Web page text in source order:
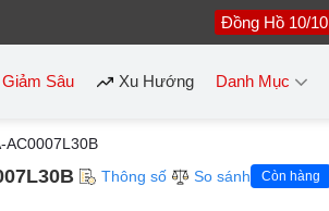
Đồng Hồ 10/10
Giảm Sâu Xu Hướng Danh Mục
AC0007L30B
Thông số So sánh Còn hàng